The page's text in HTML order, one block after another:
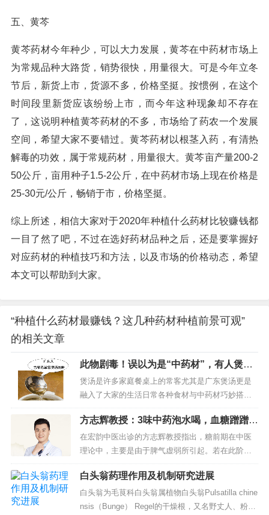
五、黄芩
黄芩药材今年种少，可以大力发展，黄芩在中药材市场上
为常规品种大路货，销势很快，用量很大。可是今年立冬
节后，新货上市，货源不多，价格坚挺。按惯例，在这个
时间段里新货应该纷纷上市，而今年这种现象却不存在
了，这说明种植黄芩药材的不多，市场给了药农一个发展
空间，希望大家不要错过。黄芩药材以根茎入药，有清热
解毒的功效，属于常规药材，用量很大。黄芩亩产量200-2
50公斤，亩用种子1.5-2公斤，在中药材市场上现在价格是
25-30元/公斤，畅销于市，价格坚挺。
综上所述，相信大家对于2020年种植什么药材比较赚钱都
一目了然了吧，不过在选好药材品种之后，还是要掌握好
对应药材的种植技巧和方法，以及市场的价格动态，希望
本文可以帮助到大家。
“种植什么药材最赚钱？这几种药材种植前景可观”
的相关文章
此物剧毒！误以为是“中药材”，有人煲汤
喝进ICU，老广们特别注意！
煲汤是许多家庭餐桌上的常客尤其是广东煲汤更是
融入了大家的生活日常各种食材与中药材巧妙搭配
炖煮出一锅锅营养美味的靓汤不仅滋养身体，还传
递着浓浓的关爱然而，在追求美味与健康的道路上
却隐藏着一个危险的陷阱—...
方志辉教授：3味中药泡水喝，血糖蹭蹭
降，最简单的降糖方法千万别错过！
在宏韵中医出诊的方志辉教授指出，糖前期在中医
理论中，主要是由于脾气虚弱所引起。若在此阶段
能够及时采取干预措施，或许能够避免进展为糖尿
病，甚至实现病情的逆转。中医认为，脾主运化，
脾虚则运化功能失调，进而...
白头翁药理作用及机制研究进展
白头翁为毛茛科白头翁属植物白头翁Pulsatilla chine
nsis（Bunge） Regel的干燥根，又名野丈人、粉